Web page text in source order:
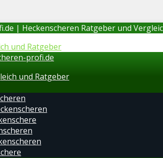
| Heckenscheren Ratgeber und
profi.de
und Ratgeber